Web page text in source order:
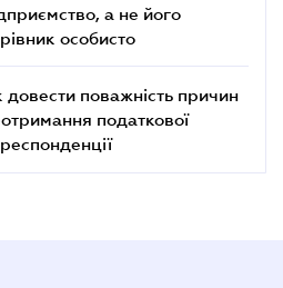
а не його
особисто
довести поважність причин
податкової